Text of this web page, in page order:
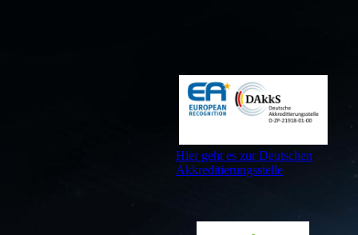
Hier geht es zur Deutschen
Akkreditierungsstelle